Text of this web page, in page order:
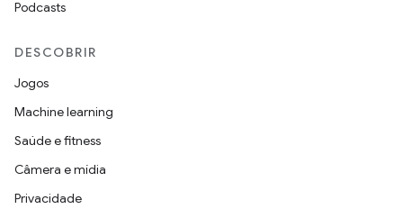
Podcasts
DESCOBRIR
Jogos
Machine learning
Saúde e fitness
Câmera e mídia
Privacidade